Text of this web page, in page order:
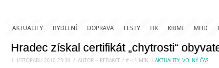
AKTUALITY BYDLENÍ DOPRAVA FESTY HK KRIMI MHD
Hradec získal certifikát „chytrosti“
1. LISTOPADU 2010 23:30 / AUTOR ~ REDAKCE / # < 1 MIN. / AKTUALITY, VOLNÝ ČAS